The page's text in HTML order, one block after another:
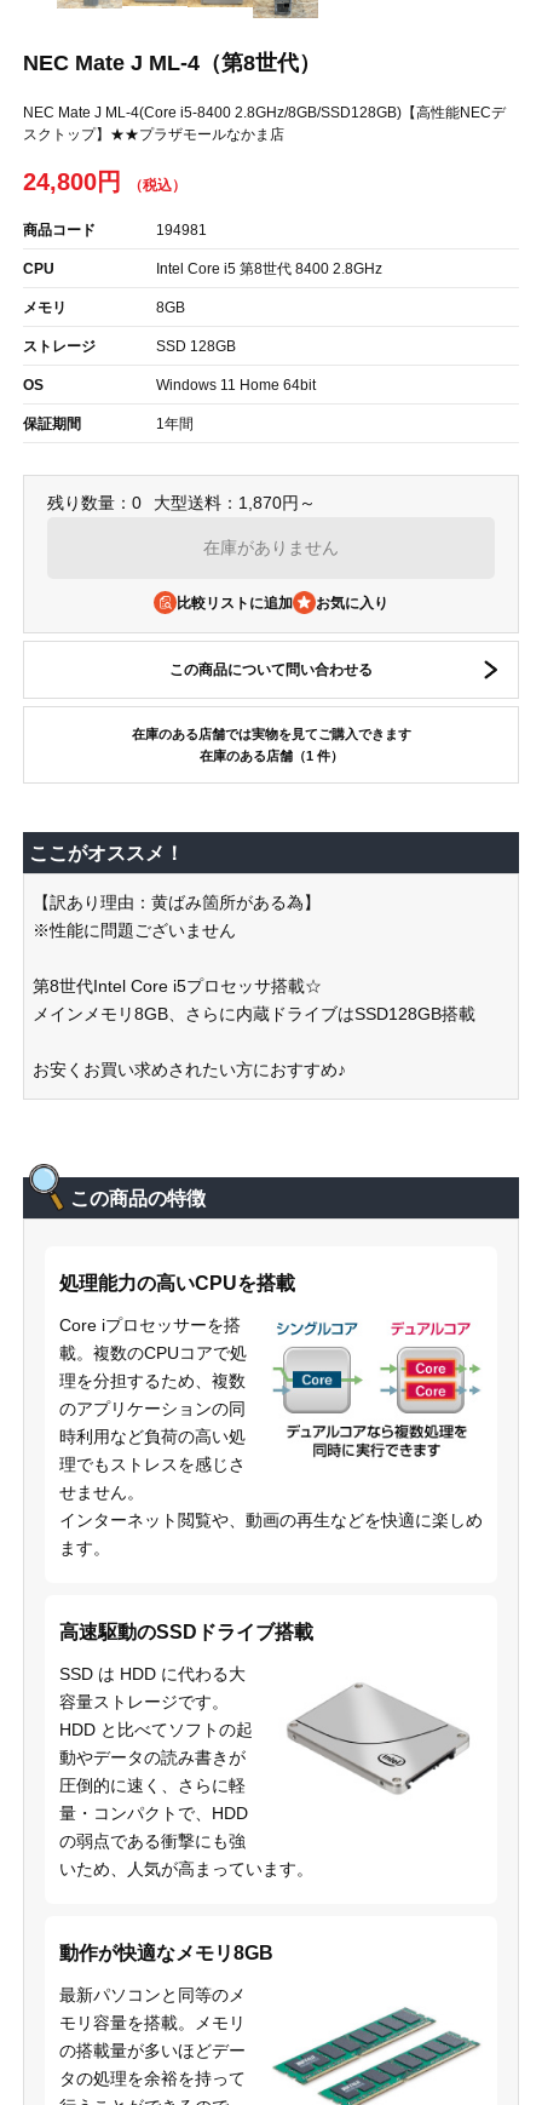
NEC Mate J ML-4（第8世代）
NEC Mate J ML-4(Core i5-8400 2.8GHz/8GB/SSD128GB)【高性能NECデ
スクトップ】★★プラザモールなかま店
24,800円
商品コード 194981
CPU Intel Core i5 第8世代 8400 2.8GHz
メモリ 8GB
ストレージ SSD 128GB
OS Windows 11 Home 64bit
保証期間 1年間
残り数量：0 大型送料：1,870円～
在庫がありません
比較リストに追加
この商品について問い合わせる
在庫のある店舗では実物を見てご購入できます
在庫のある店舗（1 件）
ここがオススメ！
【訳あり理由：黄ばみ箇所がある為】
※性能に問題ございません
第8世代Intel Core i5プロセッサ搭載☆
メインメモリ8GB、さらに内蔵ドライブはSSD128GB搭載
お安くお買い求めされたい方におすすめ♪
この商品の特徴
処理能力の高いCPUを搭載
Core iプロセッサーを搭
載。複数のCPUコアで処
理を分担するため、複数
のアプリケーションの同
時利用など負荷の高い処
理でもストレスを感じさ
せません。
インターネット閲覧や、動画の再生などを快適に楽しめ
ます。
高速駆動のSSDドライブ搭載
SSD は HDD に代わる大
容量ストレージです。
HDD と比べてソフトの起
動やデータの読み書きが
圧倒的に速く、さらに軽
量・コンパクトで、HDD
の弱点である衝撃にも強
いため、人気が高まっています。
動作が快適なメモリ8GB
最新パソコンと同等のメ
モリ容量を搭載。メモリ
の搭載量が多いほどデー
タの処理を余裕を持って